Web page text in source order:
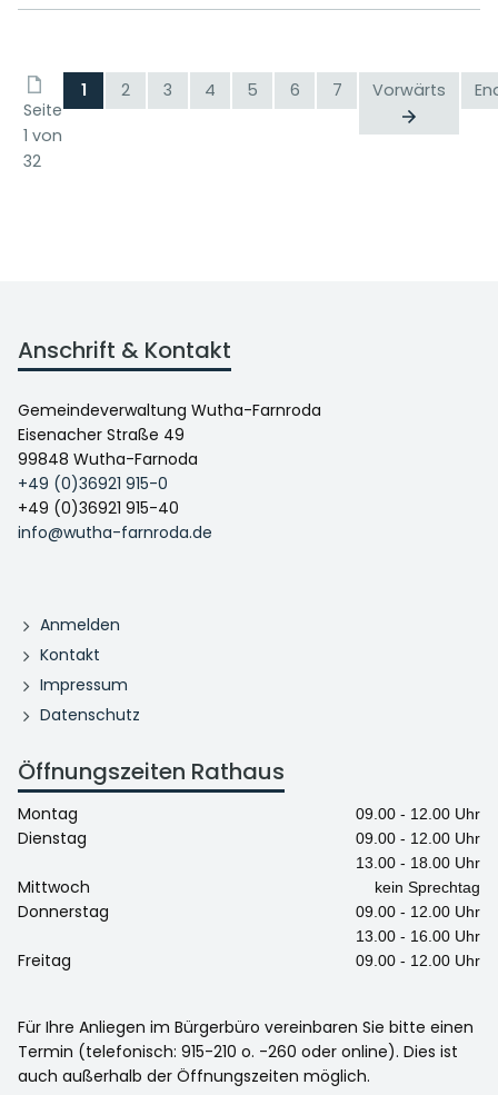
Seite
1 von
32
1 2 3 4 5 6 7 Vorwärts
Anschrift & Kontakt
Gemeindeverwaltung Wutha-Farnroda
Eisenacher Straße 49
99848 Wutha-Farnoda
+49 (0)36921 915-0
+49 (0)36921 915-40
info@wutha-farnroda.de
Anmelden
Kontakt
Impressum
Datenschutz
Öffnungszeiten Rathaus
Montag 09.00 - 12.00 Uhr
Dienstag
09.00 - 12.00 Uhr
13.00 - 18.00 Uhr
Mittwoch kein Sprechtag
Donnerstag
09.00 - 12.00 Uhr
13.00 - 16.00 Uhr
Freitag 09.00 - 12.00 Uhr
Für Ihre Anliegen im Bürgerbüro vereinbaren Sie bitte einen
Termin (telefonisch: 915-210 o. -260 oder online). Dies ist
auch außerhalb der Öffnungszeiten möglich.